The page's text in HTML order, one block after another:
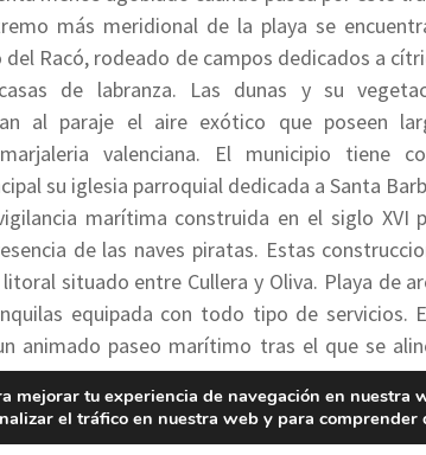
más meridional de la playa se
Racó, rodeado de campos dedicados a
de labranza. Las dunas y su
al paraje el aire exótico que poseen
valenciana. El municipio tiene
su iglesia parroquial dedicada a Santa
marítima construida en el siglo XVI
de las naves piratas. Estas
situado entre Cullera y Oliva. Playa de
equipada con todo tipo de servicios.
animado paseo marítimo tras el que se
bloques de apartamentos.
mejorar tu experiencia de navegación en
el tráfico en nuestra web y para